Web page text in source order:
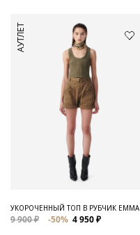
АУТЛЕТ
УКОРОЧЕННЫЙ ТОП В РУБЧИК EMMA
9 900 ₽ -50% 4 950 ₽